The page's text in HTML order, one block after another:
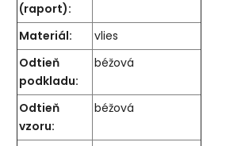
(raport):
Materiál:
vlies
Odtieň
podkladu:
béžová
Odtieň
vzoru:
béžová